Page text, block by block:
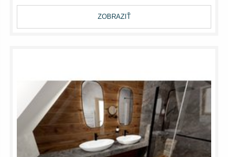
ZOBRAZIŤ